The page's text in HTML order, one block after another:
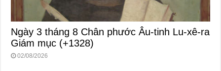
Ngày 3 tháng 8 Chân phước Âu-tinh Lu-xê-ra
Giám mục (+1328)
02/08/2026